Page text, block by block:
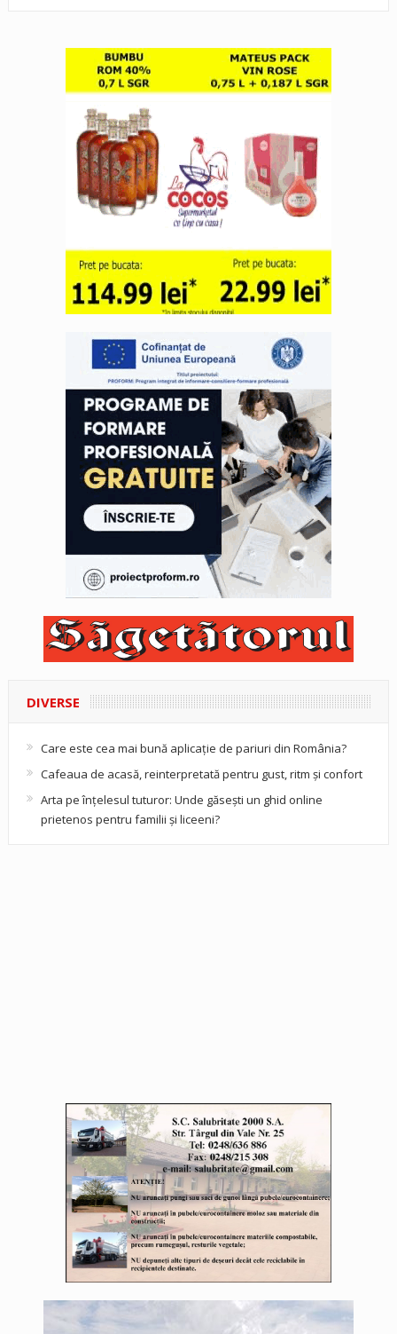
DIVERSE
Care este cea mai bună aplicație de pariuri din România?
Cafeaua de acasă, reinterpretată pentru gust, ritm și confort
Arta pe înțelesul tuturor: Unde găsești un ghid online
prietenos pentru familii și liceeni?